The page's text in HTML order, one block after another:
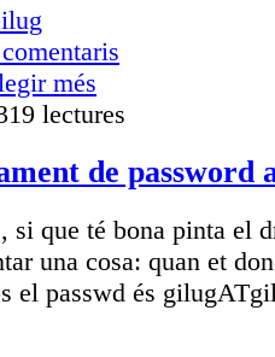
més
lectures
de password
si que té bona pinta el
una cosa: quan et
el passwd és